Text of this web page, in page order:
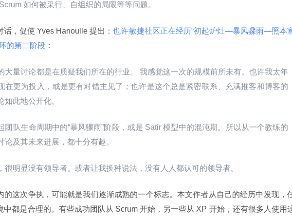
如何被采行、自组织的局限等等问题。
话，促使 Yves Hanoulle 提出：也许敏捷社区正在经历“初起炉灶—暴风骤雨—照本
的第二阶段 ：
大量讨论都是在质疑我们所在的行业。 我感觉这一次的规模前所未有。也许我太年
在更为投入，或是更有对错主见了；也许是这个总是紧密联系、充满推客和博客的
如此地公开化。
团队生命周期中的“暴风骤雨”阶段，或是 Satir 模型中的混沌期。所以从一个教练的
论及其未来进展，都十分有趣。
很明显没有领导者。或者让我换种说法，没有人人都认可的领导者。
的这次争执，可能就是我们逐渐成熟的一个标志。本文作者从自己的经历中发现，
中都是合理的。有些成功团队从 Scrum 开始，另一些从 XP 开始，还有很多人使用